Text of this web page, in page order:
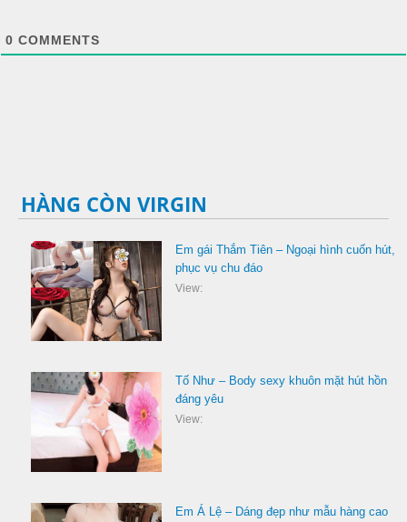
0 COMMENTS
HÀNG CÒN VIRGIN
Em gái Thắm Tiên – Ngoại hình cuốn hút,
phục vụ chu đáo
View:
Tố Như – Body sexy khuôn mặt hút hồn
đáng yêu
View:
Em Á Lệ – Dáng đẹp như mẫu hàng cao